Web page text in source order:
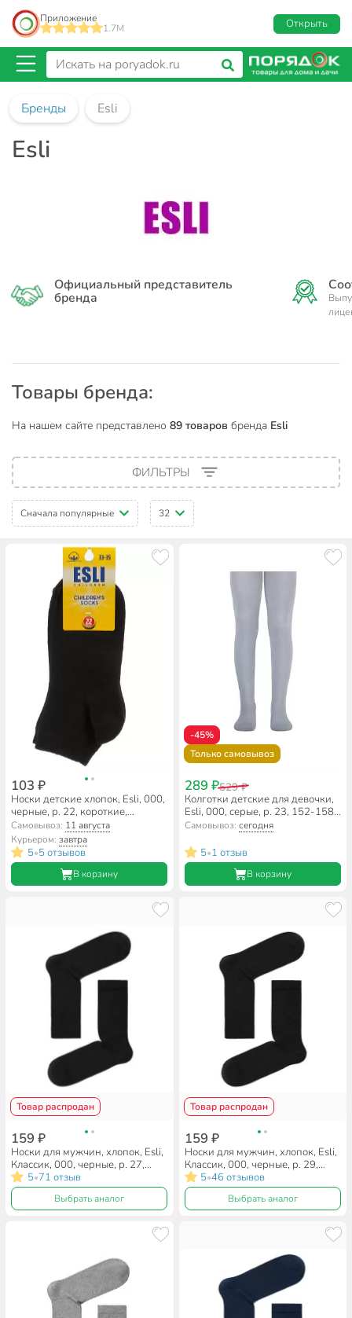
Приложение
1.7M
Открыть
Бренды Esli
Esli
Официальный представитель
бренда
Товары бренда:
На нашем сайте представлено 89 товаров бренда Esli
ФИЛЬТРЫ
Сначала популярные 32
103 ₽
Носки детские хлопок, Esli, 000,
черные, р. 22, короткие,
19С-143СПЕ
Самовывоз: 11 августа
Курьером:завтра
5•5 отзывов
В корзину
-45%
Только самовывоз
289 ₽529 ₽
Колготки детские для девочки,
Esli, 000, серые, р. 23, 152-158
см, 19С-188СПЕ
Самовывоз: сегодня
5•1 отзыв
В корзину
Товар распродан
159 ₽
Носки для мужчин, хлопок, Esli,
Классик, 000, черные, р. 27,
19С-145СПЕ
5•71 отзыв
Выбрать аналог
Товар распродан
159 ₽
Носки для мужчин, хлопок, Esli,
Классик, 000, черные, р. 29,
19С-145СПЕ
5•46 отзывов
Выбрать аналог